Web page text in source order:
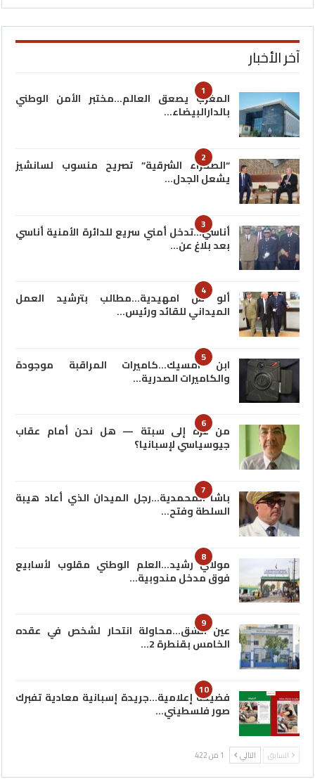
آخر الأخبار
1
المغرب يصعق العالم…مختبر الأمن الوطني
بالدارالبيضاء…
2
“الصحراء الشرقية” تصريح منسوب لسانشيز
يشعل الجدل…
3
أناسي…تدخل أمني سريع للدائرة الأمنية أناسي
بعد بلاغ عن…
4
ألو س امهيدية…مطالب بترشيد العمل
الميداني للقائد ورئيس…
5
ابن امسيك…كاميرات المراقبة موجودة
والكاميرات الصدرية…
6
من غزة إلى سبتة — هل نحن أمام عقاب
جيوسياسي لإسبانيا؟
7
باشا المحمدية…رجل الميدان الذي أعاد هيبة
السلطة وفتح…
8
مولاي رشيد…العلم الوطني مقلوب لأسابيع
فوق مدخل مندوبية…
9
عين الشق…محاولة انتحار لشخص في عقده
الخامس بقنطرة 2…
10
فضيحة إعلامية…جريدة إسبانية معادية تفبرك
صور فلسطيني…
السابق التالي 1 من 422